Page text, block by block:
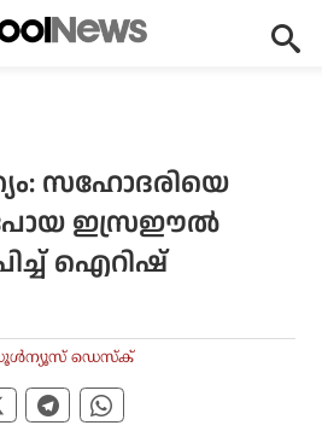
സഹോദരിയെ
ഇസ്രഈല്‍
ഐറിഷ്
ഡെസ്‌ക്